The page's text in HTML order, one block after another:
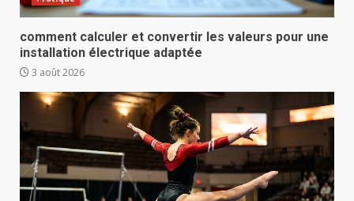
comment calculer et convertir les valeurs pour une
installation électrique adaptée
3 août 2026